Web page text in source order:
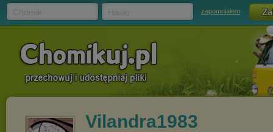
zapomniałem
Vilandra1983